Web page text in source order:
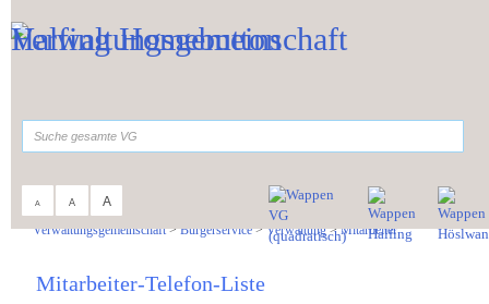
A A A
Verwaltungsgemeinschaft>Bürgerservice>Verwaltung>Mitarbeiter
Mitarbeiter-Telefon-Liste